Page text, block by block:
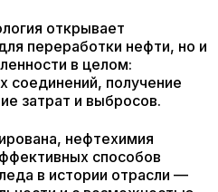
открывает
переработки нефти, но и
в целом:
соединений, получение
затрат и выбросов.
нефтехимия
способов
в истории отрасли —